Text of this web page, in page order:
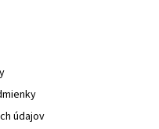
údajov